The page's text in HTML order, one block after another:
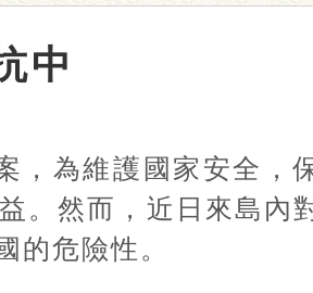
中
，為維護國家安全，
。然而，近日來島內
的危險性。